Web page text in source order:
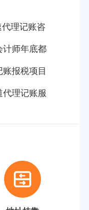
理记账咨
计师年底都
报税项目
理记账服